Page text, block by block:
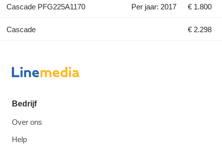
Cascade PFG225A1170 Per jaar: 2017 € 1.800
Cascade € 2.298
Bedrijf
Over ons
Help